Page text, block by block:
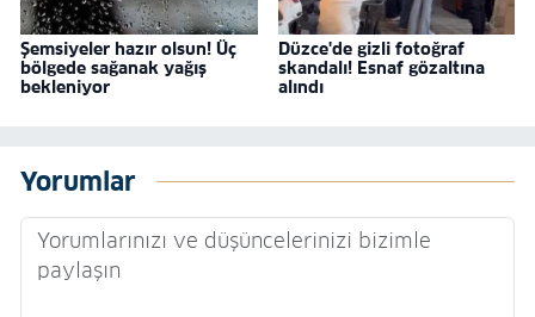
Şemsiyeler hazır olsun! Üç
bölgede sağanak yağış
bekleniyor
Düzce'de gizli fotoğraf
skandalı! Esnaf gözaltına
alındı
Yorumlar